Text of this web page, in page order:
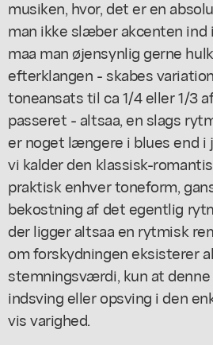
musiken, hvor, det er en
man ikke slæber akcenten ind
maa man øjensynlig gerne
efterklangen - skabes
toneansats til ca 1/4 eller 1/3
passeret - altsaa, en slags
er noget længere i blues end i
vi kalder den klassisk-
praktisk enhver toneform,
bekostning af det egentlig
der ligger altsaa en rytmisk
om forskydningen eksisterer
stemningsværdi, kun at
indsving eller opsving i den
vis varighed.